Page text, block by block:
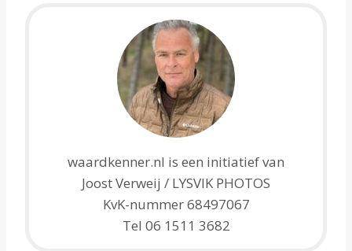
waardkenner.nl is een initiatief van
Joost Verweij / LYSVIK PHOTOS
KvK-nummer 68497067
Tel 06 1511 3682